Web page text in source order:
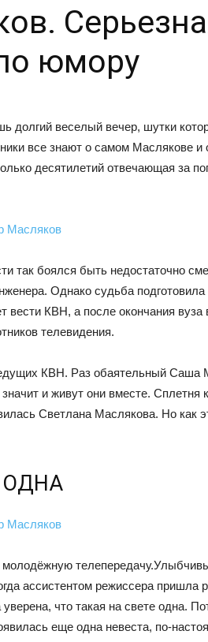
юмору
долгий веселый вечер, шутки
все знают о самом Маслякове и
десятилетий отвечающая за
так боялся быть недостаточно
Однако судьба
вести КВН, а после окончания вуза
телевидения.
КВН. Раз обаятельный Саша
и живут они вместе. Сплетня
Светлана Маслякова. Но как
ОДНА
телепередачу.
ассистентом режиссера пришла
что такая на свете одна.
еще одна невеста, по-